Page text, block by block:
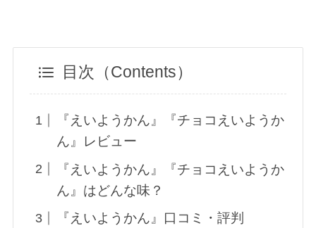
目次（Contents）
『えいようかん』『チョコえいようか
ん』レビュー
『えいようかん』『チョコえいようか
ん』はどんな味？
『えいようかん』口コミ・評判